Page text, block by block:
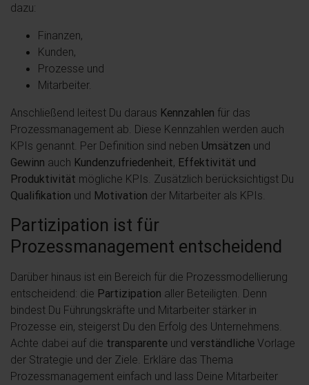
dazu:
Finanzen,
Kunden,
Prozesse und
Mitarbeiter.
Anschließend leitest Du daraus Kennzahlen für das
Prozessmanagement ab. Diese Kennzahlen werden auch
KPIs genannt. Per Definition sind neben Umsätzen und
Gewinn auch Kundenzufriedenheit, Effektivität und
Produktivität mögliche KPIs. Zusätzlich berücksichtigst Du
Qualifikation und Motivation der Mitarbeiter als KPIs.
Partizipation ist für
Prozessmanagement entscheidend
Darüber hinaus ist ein Bereich für die Prozessmodellierung
entscheidend: die Partizipation aller Beteiligten. Denn
bindest Du Führungskräfte und Mitarbeiter stärker in
Prozesse ein, steigerst Du den Erfolg des Unternehmens.
Achte dabei auf die transparente und verständliche Vorlage
der Strategie und der Ziele. Erkläre das Thema
Prozessmanagement einfach und lass Deine Mitarbeiter